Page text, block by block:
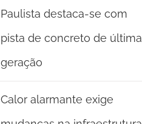
Paulista destaca-se com
pista de concreto de última
geração
Calor alarmante exige